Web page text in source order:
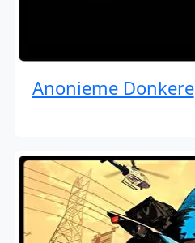
Anonieme Donkere